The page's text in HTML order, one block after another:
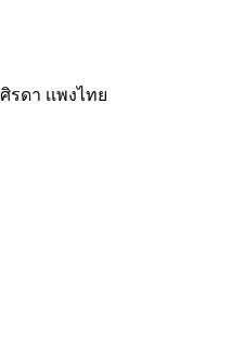
ดา เเพงไทย